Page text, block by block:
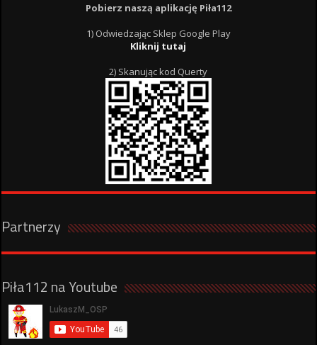
Pobierz naszą aplikację Piła112
1) Odwiedzając Sklep Google Play
Kliknij tutaj
2) Skanując kod Querty
Partnerzy
Piła112 na Youtube